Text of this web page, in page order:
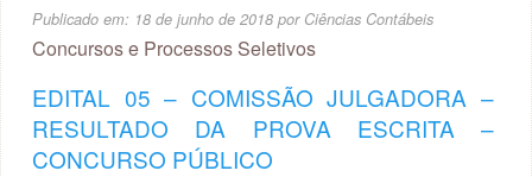
Publicado em: 18 de junho de 2018 porCiências Contábeis
Concursos e Processos Seletivos
EDITAL 05 – COMISSÃO JULGADORA –
RESULTADO DA PROVA ESCRITA –
CONCURSO PÚBLICO